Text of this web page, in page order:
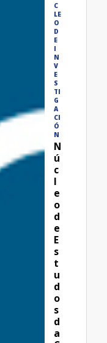
C
LE
O
D
E
I
N
V
E
S
TI
G
A
CI
Ó
N
N
ú
c
l
e
o
d
e
E
s
t
u
d
o
s
d
a